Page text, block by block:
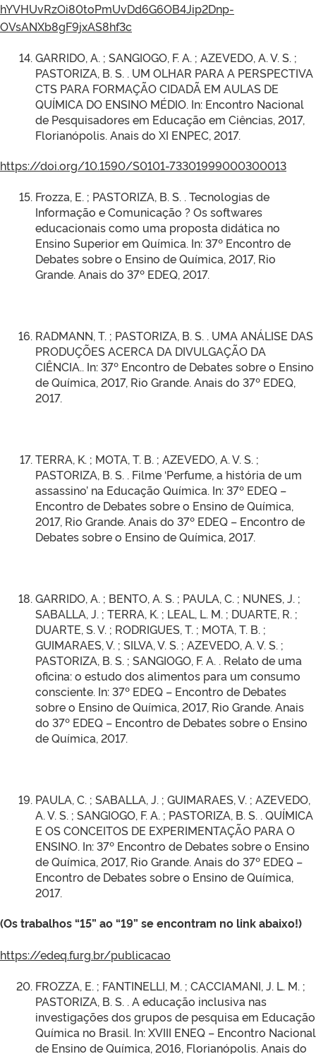
hYVHUvRzOi80toPmUvDd6G6OB4Jip2Dnp-
OVsANXb8gF9jxAS8hf3c
GARRIDO, A. ; SANGIOGO, F. A. ; AZEVEDO, A. V. S. ;
PASTORIZA, B. S. . UM OLHAR PARA A PERSPECTIVA
CTS PARA FORMAÇÃO CIDADÃ EM AULAS DE
QUÍMICA DO ENSINO MÉDIO. In: Encontro Nacional
de Pesquisadores em Educação em Ciências, 2017,
Florianópolis. Anais do XI ENPEC, 2017.
https://doi.org/10.1590/S0101-73301999000300013
Frozza, E. ; PASTORIZA, B. S. . Tecnologias de
Informação e Comunicação ? Os softwares
educacionais como uma proposta didática no
Ensino Superior em Química. In: 37º Encontro de
Debates sobre o Ensino de Química, 2017, Rio
Grande. Anais do 37º EDEQ, 2017.
RADMANN, T. ; PASTORIZA, B. S. . UMA ANÁLISE DAS
PRODUÇÕES ACERCA DA DIVULGAÇÃO DA
CIÊNCIA.. In: 37º Encontro de Debates sobre o Ensino
de Química, 2017, Rio Grande. Anais do 37º EDEQ,
2017.
TERRA, K. ; MOTA, T. B. ; AZEVEDO, A. V. S. ;
PASTORIZA, B. S. . Filme ‘Perfume, a história de um
assassino’ na Educação Química. In: 37º EDEQ –
Encontro de Debates sobre o Ensino de Química,
2017, Rio Grande. Anais do 37º EDEQ – Encontro de
Debates sobre o Ensino de Química, 2017.
GARRIDO, A. ; BENTO, A. S. ; PAULA, C. ; NUNES, J. ;
SABALLA, J. ; TERRA, K. ; LEAL, L. M. ; DUARTE, R. ;
DUARTE, S. V. ; RODRIGUES, T. ; MOTA, T. B. ;
GUIMARAES, V. ; SILVA, V. S. ; AZEVEDO, A. V. S. ;
PASTORIZA, B. S. ; SANGIOGO, F. A. . Relato de uma
oficina: o estudo dos alimentos para um consumo
consciente. In: 37º EDEQ – Encontro de Debates
sobre o Ensino de Química, 2017, Rio Grande. Anais
do 37º EDEQ – Encontro de Debates sobre o Ensino
de Química, 2017.
PAULA, C. ; SABALLA, J. ; GUIMARAES, V. ; AZEVEDO,
A. V. S. ; SANGIOGO, F. A. ; PASTORIZA, B. S. . QUÍMICA
E OS CONCEITOS DE EXPERIMENTAÇÃO PARA O
ENSINO. In: 37º Encontro de Debates sobre o Ensino
de Química, 2017, Rio Grande. Anais do 37º EDEQ –
Encontro de Debates sobre o Ensino de Química,
2017.
(Os trabalhos “15” ao “19” se encontram no link abaixo!)
https://edeq.furg.br/publicacao
FROZZA, E. ; FANTINELLI, M. ; CACCIAMANI, J. L. M. ;
PASTORIZA, B. S. . A educação inclusiva nas
investigações dos grupos de pesquisa em Educação
Química no Brasil. In: XVIII ENEQ – Encontro Nacional
de Ensino de Química, 2016, Florianópolis. Anais do